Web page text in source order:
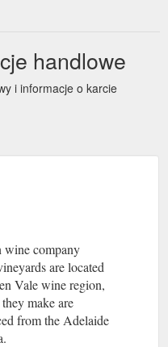
handlowe
i informacje o karcie
wine company
are located
Vale wine region,
make are
from the Adelaide